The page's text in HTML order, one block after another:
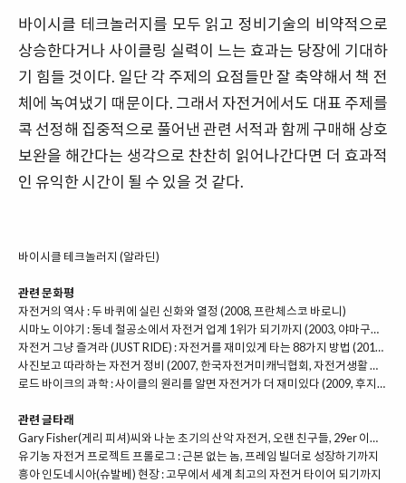
바이시클 테크놀러지를 모두 읽고 정비기술의 비약적으로
상승한다거나 사이클링 실력이 느는 효과는 당장에 기대하
기 힘들 것이다. 일단 각 주제의 요점들만 잘 축약해서 책 전
체에 녹여냈기 때문이다. 그래서 자전거에서도 대표 주제를
콕 선정해 집중적으로 풀어낸 관련 서적과 함께 구매해 상호
보완을 해간다는 생각으로 찬찬히 읽어나간다면 더 효과적
인 유익한 시간이 될 수 있을 것 같다.
바이시클 테크놀러지 (알라딘)
관련 문화평
자전거의 역사 : 두 바퀴에 실린 신화와 열정 (2008, 프란체스코 바로니)
시마노 이야기 : 동네 철공소에서 자전거 업계 1위가 되기까지 (2003, 야마구치 가즈유키)
자전거 그냥 즐겨라 (JUST RIDE) : 자전거를 재미있게 타는 88가지 방법 (2014, 그랜드 피터슨)
사진보고 따라하는 자전거 정비 (2007, 한국자전거미캐닉협회, 자전거생활 편집부)
로드 바이크의 과학 : 사이클의 원리를 알면 자전거가 더 재미있다 (2009, 후지노 노리아키)
관련 글타래
Gary Fisher(게리 피셔)씨와 나눈 초기의 산악 자전거, 오랜 친구들, 29er 이야기
유기농 자전거 프로젝트 프롤로그 : 근본 없는 놈, 프레임 빌더로 성장하기까지
흥아 인도네시아(슈발베) 현장 : 고무에서 세계 최고의 자전거 타이어 되기까지